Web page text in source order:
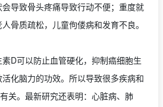
导致骨头疼痛导致行动不便；重度就
骨质疏松，儿童佝偻病和发育不良。
D可以防止血管硬化，抑制癌细胞生
化脑力的功效。所以导致很多疾病和
关。最新研究还表明：心脏病、肺